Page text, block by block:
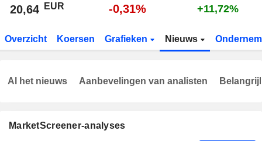
20,64 EUR -0,31% +11,72%
Overzicht Koersen Grafieken Nieuws
MarketScreener-analyses
Al het nieuws Aanbevelingen van analisten